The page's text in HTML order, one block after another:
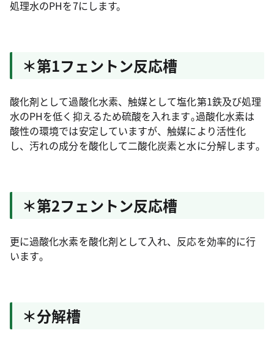
処理水のPHを7にします。
＊第1フェントン反応槽
酸化剤として過酸化水素、触媒として塩化第1鉄及び処理
水のPHを低く抑えるため硫酸を入れます｡過酸化水素は
酸性の環境では安定していますが、触媒により活性化
し、汚れの成分を酸化して二酸化炭素と水に分解します｡
＊第2フェントン反応槽
更に過酸化水素を酸化剤として入れ、反応を効率的に行
います｡
＊分解槽